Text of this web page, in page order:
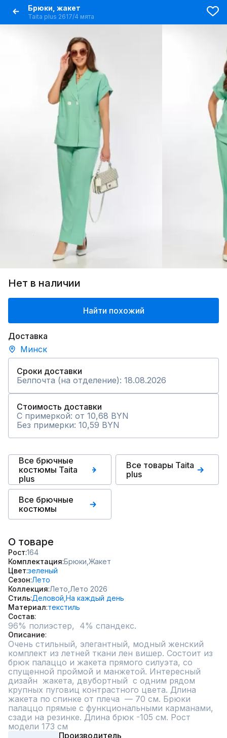
Брюки, жакет
Taita plus 2617/4 мята
Нет в наличии
Найти похожий
Доставка
Минск
Сроки доставки
Белпочта (на отделение): 18.08.2026
Стоимость доставки
С примеркой: от 10,68 BYN
Без примерки: 10,59 BYN
Все брючные
костюмы Taita
plus
Все товары Taita
plus
Все брючные
костюмы
О товаре
Рост 164
Комплектация Брюки, Жакет
Цвет зеленый
Сезон Лето
Коллекция Лето, Лето 2026
Стиль Деловой, На каждый день
Материал текстиль
Состав
96% полиэстер,  4% спандекс.
Описание
Очень стильный, элегантный, модный женский
комплект из летней ткани лен вишер. Состоит из
брюк палаццо и жакета прямого силуэта, со
спущенной проймой и манжетой. Интересный
дизайн  жакета, двубортный  с одним рядом
крупных пуговиц контрастного цвета. Длина
жакета по спинке от плеча  — 70 см. Брюки
палаццо прямые с функциональными карманами,
сзади на резинке. Длина брюк -105 см. Рост
модели 173 см
Производитель